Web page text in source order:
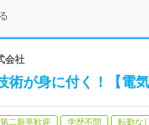
会社
術が身に付く！【電
第二新卒歓迎 学歴不問 転勤な